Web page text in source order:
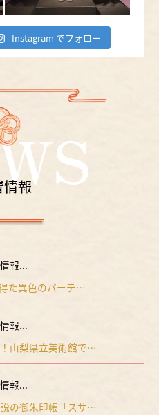
Instagram でフォロー
情報
報...
た異色のパーテ…
報...
山梨県立美術館で…
報...
の御朱印帳「スサ…